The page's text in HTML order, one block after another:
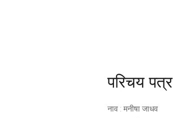
परिचय पत्र
नाव : मनीषा जाधव